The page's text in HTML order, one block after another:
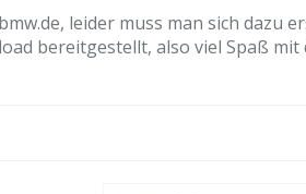
leider muss man sich dazu
bereitgestellt, also viel Spaß mit